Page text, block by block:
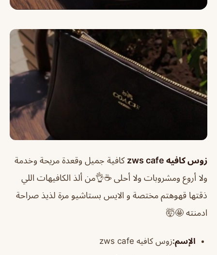
زوس كافيه zws cafe
كافية جميل وقعدة مريحة وخدمة
ولا أروع ومشروبات ولا أحلى ☕👌من ألذ الكافيهات اللي
ذقتها قهوهتم مختصة و الايس بستاشيو مرة لذيذ صراحة
ادمنته 🤩🤯
الإسم:زوس كافيه zws cafe